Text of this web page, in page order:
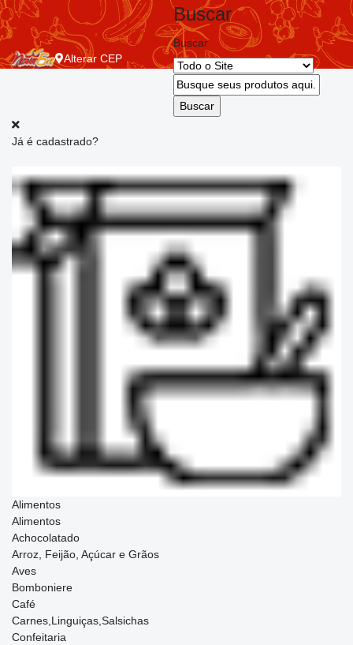
Alterar CEP
Buscar
Buscar
Já é cadastrado?
Alimentos
Alimentos
Achocolatado
Arroz, Feijão, Açúcar e Grãos
Aves
Bomboniere
Café
Carnes,Linguiças,Salsichas
Confeitaria